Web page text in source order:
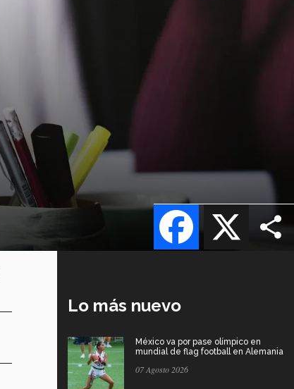
X
Facebook
Lo más nuevo
México va por pase olímpico en
mundial de flag football en Alemania
07 Agosto 2026